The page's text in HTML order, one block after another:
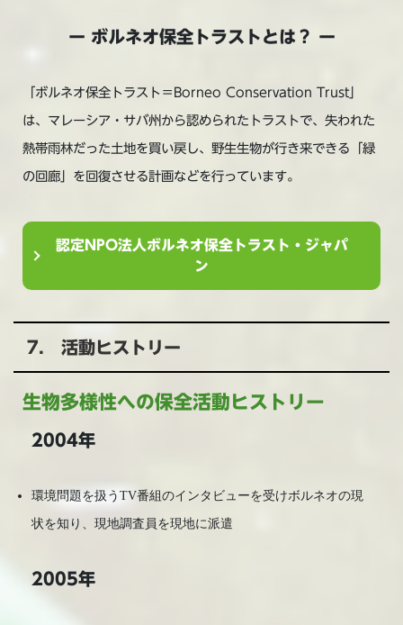
ー ボルネオ保全トラストとは？ ー
「ボルネオ保全トラスト＝Borneo Conservation Trust」
は、マレーシア・サバ州から認められたトラストで、失われた
熱帯雨林だった土地を買い戻し、野生生物が行き来できる「緑
の回廊」を回復させる計画などを行っています。
認定NPO法人ボルネオ保全トラスト・ジャパ
ン
7. 活動ヒストリー
生物多様性への保全活動ヒストリー
2004年
環境問題を扱うTV番組のインタビューを受けボルネオの現
状を知り、現地調査員を現地に派遣
2005年